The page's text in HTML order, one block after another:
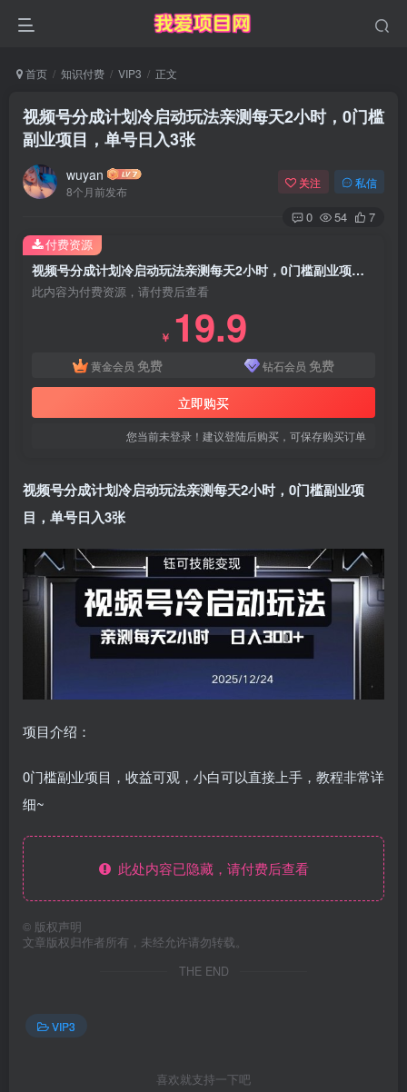
首页 知识付费 VIP3 正文
视频号分成计划冷启动玩法亲测每天2小时，0门槛
副业项目，单号日入3张
wuyan
8个月前发布
关注 私信
0 54 7
视频号分成计划冷启动玩法亲测每天2小时，0门槛副业项目，单号日入3张
此内容为付费资源，请付费后查看
￥ 19.9
黄金会员 免费 钻石会员 免费
立即购买
您当前未登录！建议登陆后购买，可保存购买订单
付费资源
视频号分成计划冷启动玩法亲测每天2小时，0门槛副业项
目，单号日入3张
项目介绍：
0门槛副业项目，收益可观，小白可以直接上手，教程非常详
细~
此处内容已隐藏，请付费后查看
© 版权声明
文章版权归作者所有，未经允许请勿转载。
THE END
VIP3
喜欢就支持一下吧